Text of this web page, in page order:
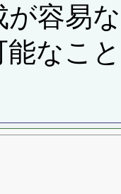
が容易
能なこ